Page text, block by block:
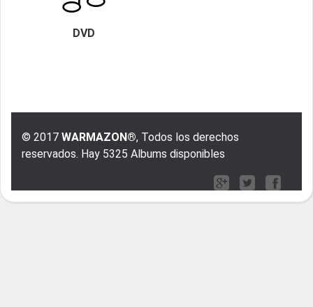
DVD
© 2017 WARMAZON®, Todos los derechos
reservados. Hay 5325 Albums disponibles